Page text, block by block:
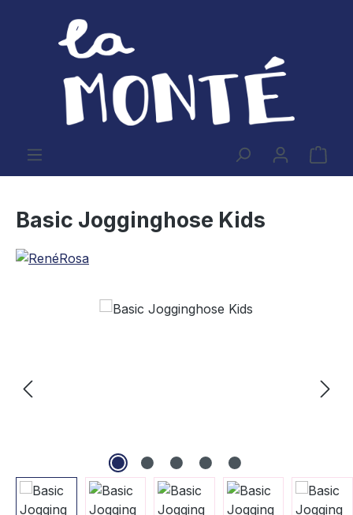
Zum Hauptinhalt springen
Basic Jogginghose Kids